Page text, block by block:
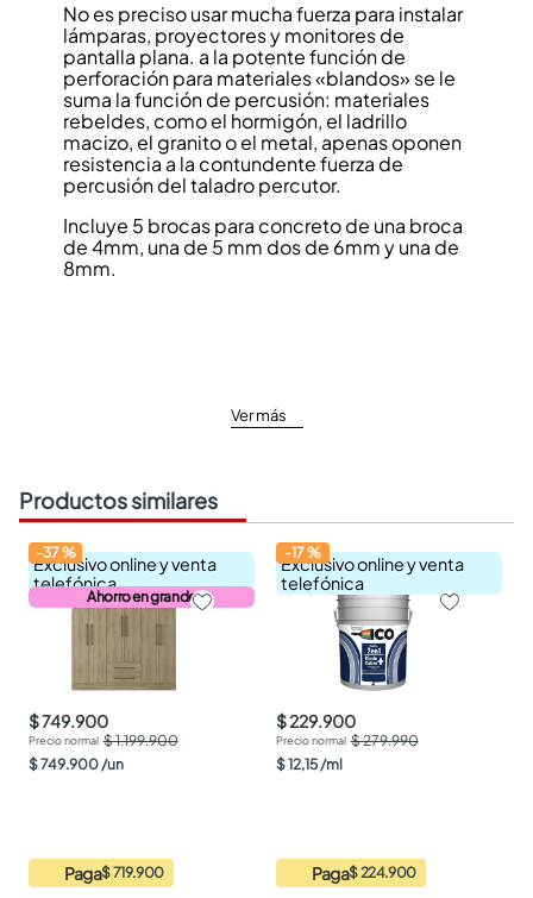
No es preciso usar mucha fuerza para instalar
lámparas, proyectores y monitores de
pantalla plana. a la potente función de
perforación para materiales «blandos» se le
suma la función de percusión: materiales
rebeldes, como el hormigón, el ladrillo
macizo, el granito o el metal, apenas oponen
resistencia a la contundente fuerza de
percusión del taladro percutor.
Incluye 5 brocas para concreto de una broca
de 4mm, una de 5 mm dos de 6mm y una de
8mm.
Ver más
Productos similares
Exclusivo online y venta
telefónica
Ahorro en grande
-37%
$ 749.900
$ 1.199.900
$749.900 /un
Paga$ 719.900
Exclusivo online y venta
telefónica
-17%
$ 229.900
$ 279.990
$12,15 /ml
Paga$ 224.900